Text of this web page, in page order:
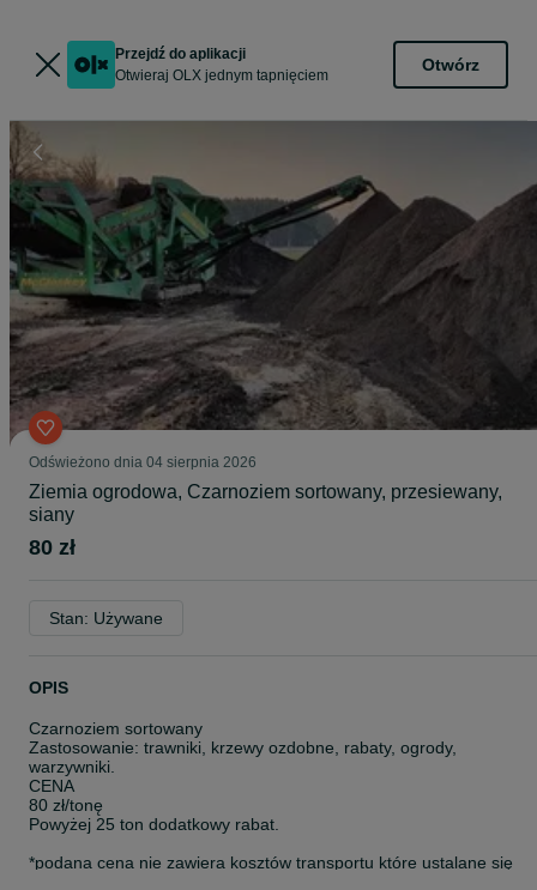
Przejdź do aplikacji
Otwieraj OLX jednym tapnięciem
Otwórz
Odświeżono dnia 04 sierpnia 2026
Ziemia ogrodowa, Czarnoziem sortowany, przesiewany,
siany
80 zł
Stan: Używane
OPIS
Czarnoziem sortowany
Zastosowanie: trawniki, krzewy ozdobne, rabaty, ogrody,
warzywniki.
CENA
80 zł/tonę
Powyżej 25 ton dodatkowy rabat.
*podana cena nie zawiera kosztów transportu które ustalane się